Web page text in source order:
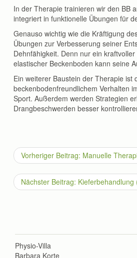
In der Therapie trainieren wir den BB
integriert in funktionelle Übungen für
Genauso wichtig wie die Kräftigung
Übungen zur Verbesserung seiner
Dehnfähigkeit. Denn nur ein
elastischer Beckenboden kann seine
Ein weiterer Baustein der Therapie ist
beckenbodenfreundlichem Verhalten
Sport. Außerdem werden Strategien
Drangbeschwerden besser
Vorheriger Beitrag: Manuelle
Nächster Beitrag: Kieferbehandlung
Physio-Villa
Barbara Korte